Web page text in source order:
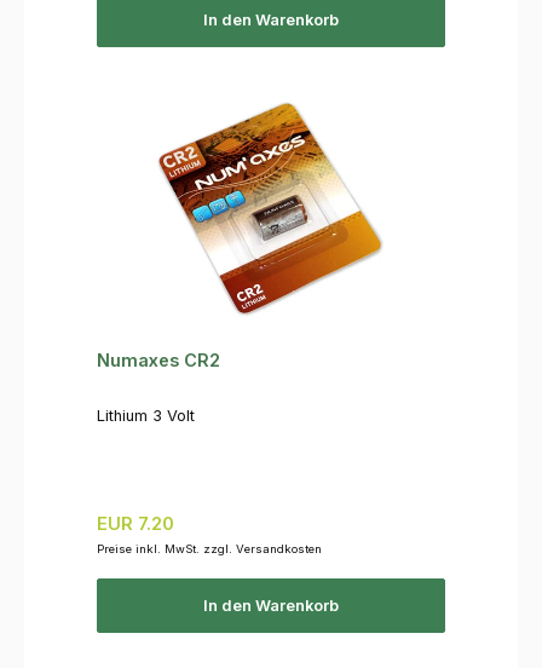
In den Warenkorb
Numaxes CR2
Lithium 3 Volt
Regulärer Preis:
EUR 7.20
Preise inkl. MwSt. zzgl. Versandkosten
In den Warenkorb